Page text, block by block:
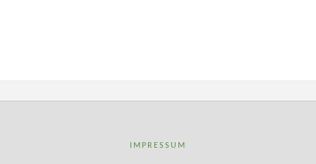
IMPRESSUM